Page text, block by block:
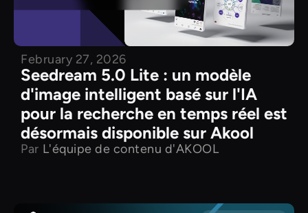
February 27, 2026
Seedream 5.0 Lite : un modèle
d'image intelligent basé sur l'IA
pour la recherche en temps réel est
désormais disponible sur Akool
Par L'équipe de contenu d'AKOOL